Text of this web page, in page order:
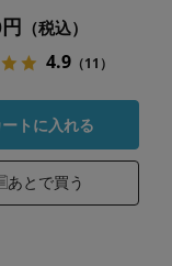
（税込）
4.9（11）
ートに入れる
あとで買う